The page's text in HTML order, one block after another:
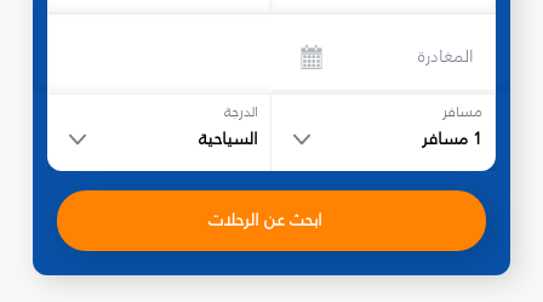
المغادرة
مسافر
1 مسافر
الدرجة
السياحية
ابحث عن الرحلات